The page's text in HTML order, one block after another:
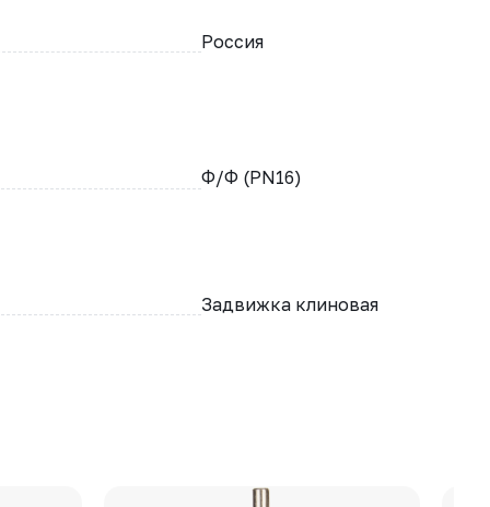
Россия
Ф/Ф (PN16)
Задвижка клиновая